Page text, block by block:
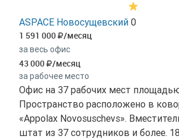
ASPACE Новосущевский 0
1 591 000 /месяц
за весь офис
43 000 /месяц
за рабочее место
Офис на 37 рабочих мест
Пространство расположено в
«Appolax Novosuschevs».
штат из 37 сотрудников и более.